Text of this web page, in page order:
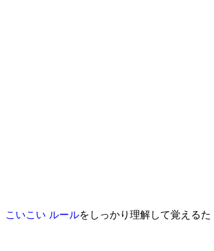
こいこい ルールをしっかり理解して覚えるた